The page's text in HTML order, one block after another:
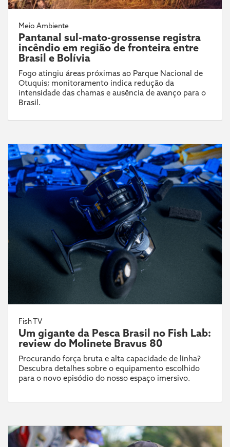
Meio Ambiente
Pantanal sul-mato-grossense registra
incêndio em região de fronteira entre
Brasil e Bolívia
Fogo atingiu áreas próximas ao Parque Nacional de
Otuquis; monitoramento indica redução da
intensidade das chamas e ausência de avanço para o
Brasil.
Fish TV
Um gigante da Pesca Brasil no Fish Lab:
review do Molinete Bravus 80
Procurando força bruta e alta capacidade de linha?
Descubra detalhes sobre o equipamento escolhido
para o novo episódio do nosso espaço imersivo.